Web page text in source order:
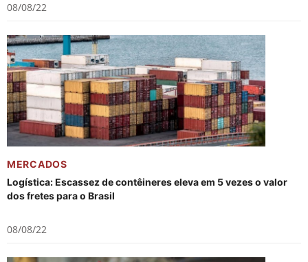
08/08/22
MERCADOS
Logística: Escassez de contêineres eleva em 5 vezes o valor
dos fretes para o Brasil
08/08/22